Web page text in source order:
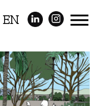
EN